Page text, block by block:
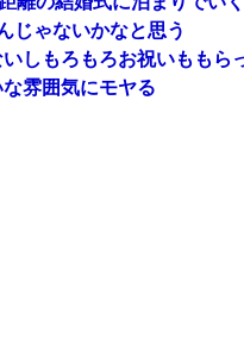
じゃないかなと思う
しもろもろお祝いももら
雰囲気にモヤる